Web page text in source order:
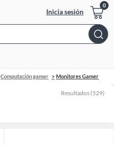
Inicia sesión
Bar
Computación gamer Monitores Gamer
Resultados (529)